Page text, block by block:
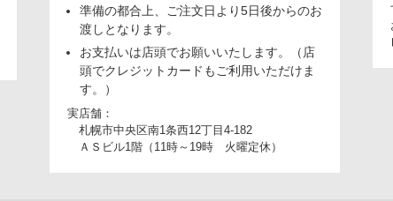
準備の都合上、ご注文日より5日後からのお
渡しとなります。
お支払いは店頭でお願いいたします。（店
頭でクレジットカードもご利用いただけま
す。）
実店舗：
札幌市中央区南1条西12丁目4-182
ＡＳビル1階（11時～19時 火曜定休）